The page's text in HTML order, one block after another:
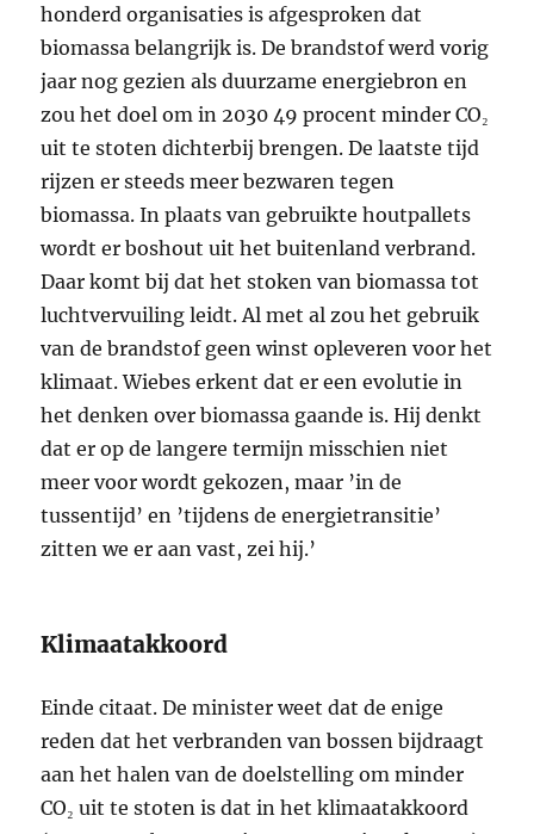
honderd organisaties is afgesproken dat
biomassa belangrijk is. De brandstof werd vorig
jaar nog gezien als duurzame energiebron en
zou het doel om in 2030 49 procent minder CO₂
uit te stoten dichterbij brengen. De laatste tijd
rijzen er steeds meer bezwaren tegen
biomassa. In plaats van gebruikte houtpallets
wordt er boshout uit het buitenland verbrand.
Daar komt bij dat het stoken van biomassa tot
luchtvervuiling leidt. Al met al zou het gebruik
van de brandstof geen winst opleveren voor het
klimaat. Wiebes erkent dat er een evolutie in
het denken over biomassa gaande is. Hij denkt
dat er op de langere termijn misschien niet
meer voor wordt gekozen, maar ’in de
tussentijd’ en ’tijdens de energietransitie’
zitten we er aan vast, zei hij.’
Klimaatakkoord
Einde citaat. De minister weet dat de enige
reden dat het verbranden van bossen bijdraagt
aan het halen van de doelstelling om minder
CO₂ uit te stoten is dat in het klimaatakkoord